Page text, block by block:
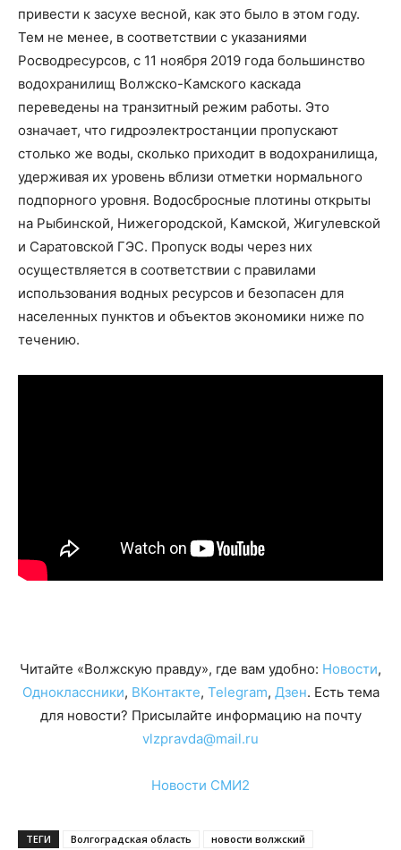
привести к засухе весной, как это было в этом году.
Тем не менее, в соответствии с указаниями
Росводресурсов, с 11 ноября 2019 года большинство
водохранилищ Волжско-Камского каскада
переведены на транзитный режим работы. Это
означает, что гидроэлектростанции пропускают
столько же воды, сколько приходит в водохранилища,
удерживая их уровень вблизи отметки нормального
подпорного уровня. Водосбросные плотины открыты
на Рыбинской, Нижегородской, Камской, Жигулевской
и Саратовской ГЭС. Пропуск воды через них
осуществляется в соответствии с правилами
использования водных ресурсов и безопасен для
населенных пунктов и объектов экономики ниже по
течению.
Читайте «Волжскую правду», где вам удобно: Новости,
Одноклассники, ВКонтакте, Telegram, Дзен. Есть тема
для новости? Присылайте информацию на почту
vlzpravda@mail.ru
Новости СМИ2
ТЕГИ Волгоградская область
новости волжский